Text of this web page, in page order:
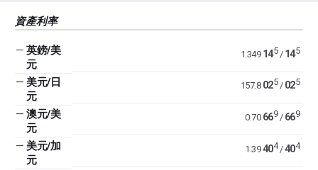
資產利率
— 英鎊/美
元
1.349 145/ 145
— 美元/日
元
157.8 025/ 025
— 澳元/美
元
0.70 669/ 669
— 美元/加
元
1.39 404/404